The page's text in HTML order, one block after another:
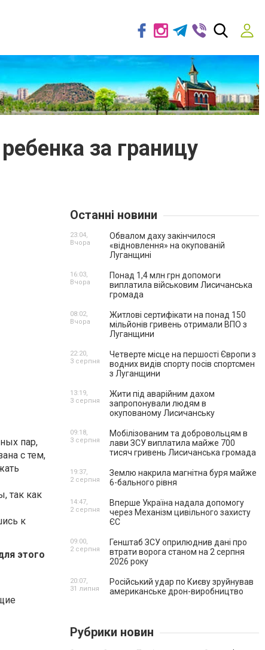
за границу
пар,
с тем,
так как
к
этого
Останні новини
Обвалом даху закінчилося
«відновлення» на окупованій
Луганщині
23:04,
Вчора
Понад 1,4 млн грн допомоги
виплатила військовим Лисичанська
громада
16:03,
Вчора
Житлові сертифікати на понад 150
мільйонів гривень отримали ВПО з
Луганщини
08:02,
Вчора
Четверте місце на першості Європи з
водних видів спорту посів спортсмен
з Луганщини
22:20,
3 серпня
Жити під аварійним дахом
запропонували людям в
окупованому Лисичанську
13:19,
3 серпня
Мобілізованим та добровольцям в
лави ЗСУ виплатила майже 700
тисяч гривень Лисичанська громада
09:18,
3 серпня
Землю накрила магнітна буря майже
6-бального рівня
19:37,
2 серпня
Вперше Україна надала допомогу
через Механізм цивільного захисту
ЄС
14:47,
2 серпня
Генштаб ЗСУ оприлюднив дані про
втрати ворога станом на 2 серпня
2026 року
09:00,
2 серпня
Російський удар по Києву зруйнував
американське дрон-виробництво
20:07,
31 липня
Рубрики новин